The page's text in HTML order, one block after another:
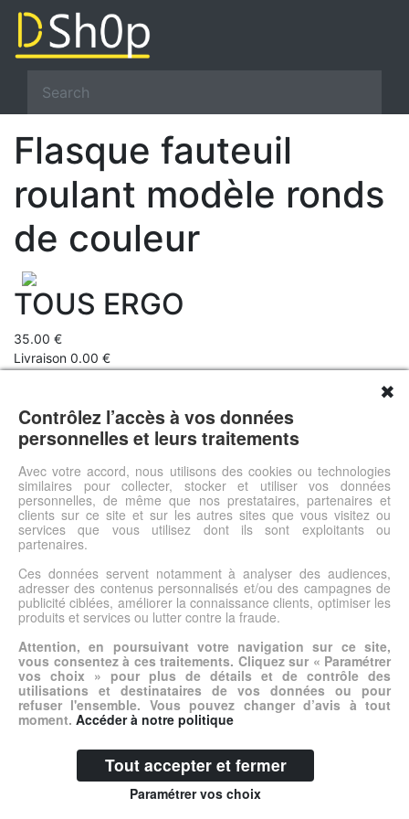
Flasque fauteuil
roulant modèle ronds
de couleur
TOUS ERGO
35.00 €
Livraison 0.00 €
Personnalisez votre fauteuil roulantFlasques amovibles : 10
secondesFixation très simpleVendu à l'unité
Voir l'offre
© DSh0p 2026 -Accueil- Mentions légales
✖
Contrôlez l’accès à vos données
personnelles et leurs traitements
Avec votre accord, nous utilisons des cookies ou technologies
similaires pour collecter, stocker et utiliser vos données
personnelles, de même que nos prestataires, partenaires et
clients sur ce site et sur les autres sites que vous visitez ou
services que vous utilisez dont ils sont exploitants ou
partenaires.
Ces données servent notamment à analyser des audiences,
adresser des contenus personnalisés et/ou des campagnes de
publicité ciblées, améliorer la connaissance clients, optimiser les
produits et services ou lutter contre la fraude.
Attention, en poursuivant votre navigation sur ce site,
vous consentez à ces traitements. Cliquez sur « Paramétrer
vos choix » pour plus de détails et de contrôle des
utilisations et destinataires de vos données ou pour
refuser l'ensemble. Vous pouvez changer d’avis à tout
moment. Accéder à notre politique
Tout accepter et fermer
Paramétrer vos choix